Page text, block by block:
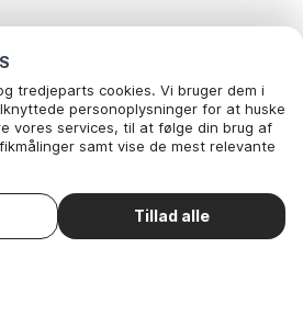
tredjeparts cookies. Vi bruger dem i
personoplysninger for at huske
vores services, til at følge din brug af
samt vise de mest relevante
du vil acceptere.
og privatlivspolitik. Du kan
Her.
Tillad alle2 Gæster
ankomstdato